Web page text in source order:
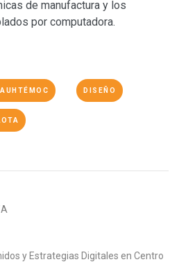
de manufactura y los
por computadora.
DISEÑO
y Estrategias Digitales en Centro